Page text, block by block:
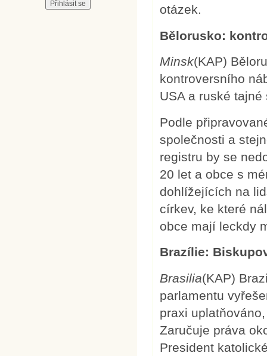
otázek.
Bělorusko:
Minsk(KAP)
kontroversního
USA a ruské tajné
Podle
společnosti a
registru by se
20 let a obce s
dohlížejících na
církev, ke které
obce mají leckdy
Brazílie:
Brasilia(KAP)
parlamentu
praxi
Zaručuje práva
President